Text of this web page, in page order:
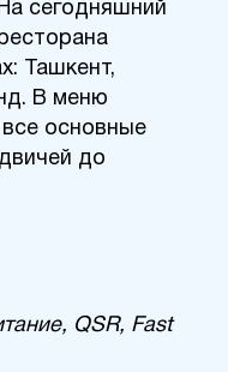
сегодняшний
Ташкент,
В меню
основные
до
QSR, Fast